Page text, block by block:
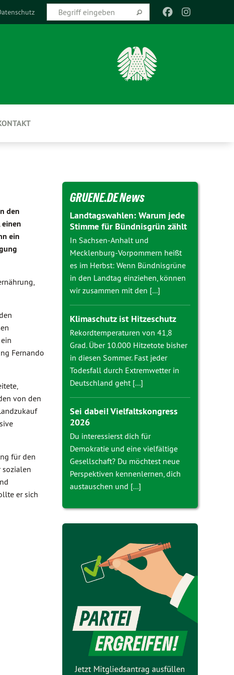
den
ein
Fernando
von den
für den
sozialen
er sich
GRUENE.DE News
Landtagswahlen: Warum jede
Stimme für Bündnisgrün zählt
In Sachsen-Anhalt und
Mecklenburg-Vorpommern heißt
es im Herbst: Wenn Bündnisgrüne
in den Landtag einziehen, können
wir zusammen mit den [...]
Klimaschutz ist Hitzeschutz
Rekordtemperaturen von 41,8
Grad. Über 10.000 Hitzetote bisher
in diesen Sommer. Fast jeder
Todesfall durch Extremwetter in
Deutschland geht [...]
Sei dabei! Vielfaltskongress
2026
Du interessierst dich für
Demokratie und eine vielfältige
Gesellschaft? Du möchtest neue
Perspektiven kennenlernen, dich
austauschen und [...]